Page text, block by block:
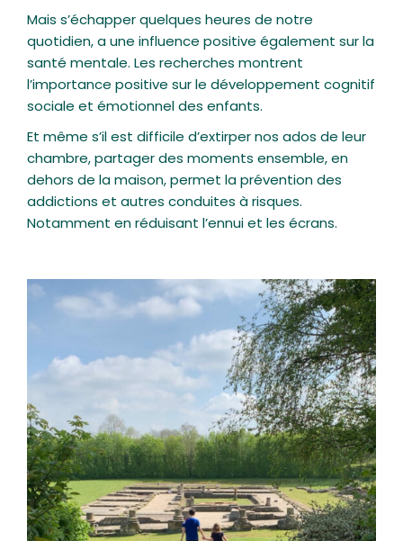
Mais s’échapper quelques heures de notre
quotidien, a une influence positive également sur la
santé mentale. Les recherches montrent
l’importance positive sur le développement cognitif
sociale et émotionnel des enfants.
Et même s’il est difficile d’extirper nos ados de leur
chambre, partager des moments ensemble, en
dehors de la maison, permet la prévention des
addictions et autres conduites à risques.
Notamment en réduisant l’ennui et les écrans.